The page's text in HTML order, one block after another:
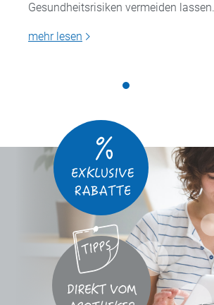
Gesundheitsrisiken vermeiden lassen.
mehr lesen